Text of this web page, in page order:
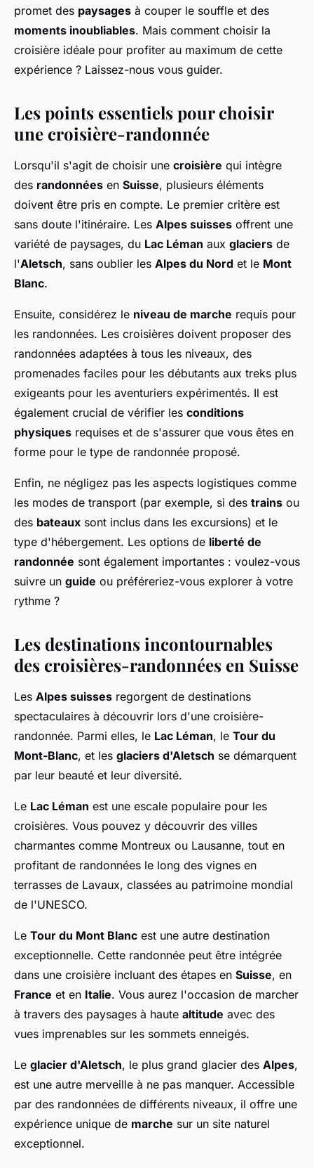
promet des paysages à couper le souffle et des
moments inoubliables. Mais comment choisir la
croisière idéale pour profiter au maximum de cette
expérience ? Laissez-nous vous guider.
Les points essentiels pour choisir
une croisière-randonnée
Lorsqu'il s'agit de choisir une croisière qui intègre
des randonnées en Suisse, plusieurs éléments
doivent être pris en compte. Le premier critère est
sans doute l'itinéraire. Les Alpes suisses offrent une
variété de paysages, du Lac Léman aux glaciers de
l'Aletsch, sans oublier les Alpes du Nord et le Mont
Blanc.
Ensuite, considérez le niveau de marche requis pour
les randonnées. Les croisières doivent proposer des
randonnées adaptées à tous les niveaux, des
promenades faciles pour les débutants aux treks plus
exigeants pour les aventuriers expérimentés. Il est
également crucial de vérifier les conditions
physiques requises et de s'assurer que vous êtes en
forme pour le type de randonnée proposé.
Enfin, ne négligez pas les aspects logistiques comme
les modes de transport (par exemple, si des trains ou
des bateaux sont inclus dans les excursions) et le
type d'hébergement. Les options de liberté de
randonnée sont également importantes : voulez-vous
suivre un guide ou préféreriez-vous explorer à votre
rythme ?
Les destinations incontournables
des croisières-randonnées en Suisse
Les Alpes suisses regorgent de destinations
spectaculaires à découvrir lors d'une croisière-
randonnée. Parmi elles, le Lac Léman, le Tour du
Mont-Blanc, et les glaciers d'Aletsch se démarquent
par leur beauté et leur diversité.
Le Lac Léman est une escale populaire pour les
croisières. Vous pouvez y découvrir des villes
charmantes comme Montreux ou Lausanne, tout en
profitant de randonnées le long des vignes en
terrasses de Lavaux, classées au patrimoine mondial
de l'UNESCO.
Le Tour du Mont Blanc est une autre destination
exceptionnelle. Cette randonnée peut être intégrée
dans une croisière incluant des étapes en Suisse, en
France et en Italie. Vous aurez l'occasion de marcher
à travers des paysages à haute altitude avec des
vues imprenables sur les sommets enneigés.
Le glacier d'Aletsch, le plus grand glacier des Alpes,
est une autre merveille à ne pas manquer. Accessible
par des randonnées de différents niveaux, il offre une
expérience unique de marche sur un site naturel
exceptionnel.